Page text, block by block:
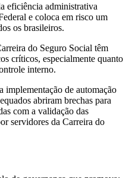
eficiência administrativa
e coloca em risco um
os brasileiros.
do Seguro Social têm
críticos, especialmente quanto
interno.
implementação de automação
abriram brechas para
com a validação das
servidores da Carreira do